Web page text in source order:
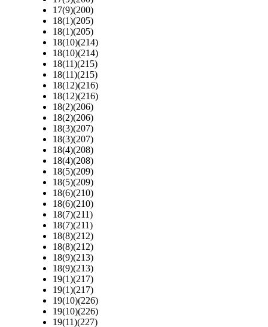
17(9)(200)
18(1)(205)
18(1)(205)
18(10)(214)
18(10)(214)
18(11)(215)
18(11)(215)
18(12)(216)
18(12)(216)
18(2)(206)
18(2)(206)
18(3)(207)
18(3)(207)
18(4)(208)
18(4)(208)
18(5)(209)
18(5)(209)
18(6)(210)
18(6)(210)
18(7)(211)
18(7)(211)
18(8)(212)
18(8)(212)
18(9)(213)
18(9)(213)
19(1)(217)
19(1)(217)
19(10)(226)
19(10)(226)
19(11)(227)